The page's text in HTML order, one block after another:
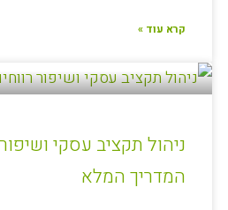
קרא עוד »
ניהול תקציב עסקי
המדריך המלא